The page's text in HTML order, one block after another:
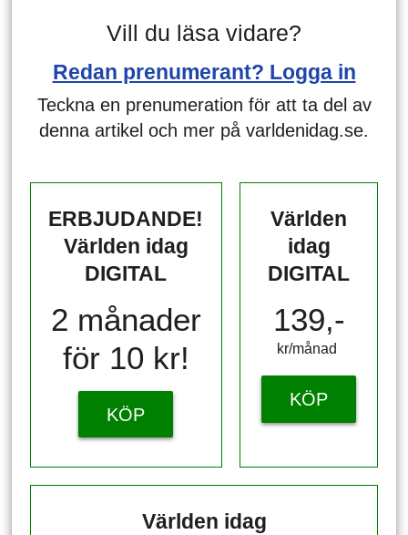
Vill du läsa vidare?
Redan prenumerant? Logga in
Teckna en prenumeration för att ta del av
denna artikel och mer på varldenidag.se.
ERBJUDANDE!
Världen idag
DIGITAL
2 månader
för 10 kr!
KÖP
Världen
idag
DIGITAL
139,-
kr/månad ​​​​​​
KÖP
Världen idag